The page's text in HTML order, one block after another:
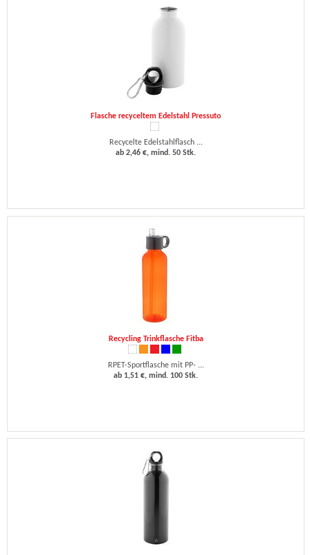
Flasche recyceltem Edelstahl Pressuto
Recycelte Edelstahlflasch ...
ab 2,46 €, mind. 50 Stk.
Recycling Trinkflasche Fitba
RPET-Sportflasche mit PP- ...
ab 1,51 €, mind. 100 Stk.